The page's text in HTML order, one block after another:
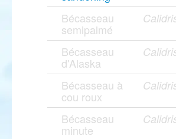
Bécasseau
semipalmé
Bécasseau
d'Alaska
Bécasseau à
cou roux
Bécasseau
minute